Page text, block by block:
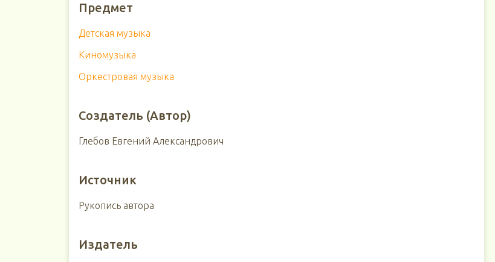
Предмет
Детская музыка
Киномузыка
Оркестровая музыка
Создатель (Автор)
Глебов Евгений Александрович
Источник
Рукопись автора
Издатель